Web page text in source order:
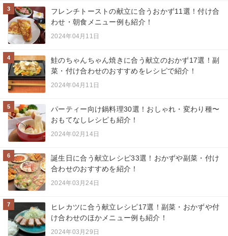
3
フレンチトーストの献立に合うおかず11選！付け合
わせ・朝食メニュー例も紹介！
2024年04月11日
4
鮭のちゃんちゃん焼きに合う献立のおかず17選！副
菜・付け合わせのおすすめをレシピで紹介！
2024年04月11日
5
パーティー向け鍋料理30選！おしゃれ・変わり種〜
おもてなしレシピも紹介！
2024年02月14日
6
誕生日に合う献立レシピ33選！おかずや副菜・付け
合わせのおすすめを紹介！
2024年03月24日
7
ヒレカツに合う献立レシピ17選！副菜・おかずや付
け合わせのほかメニュー例も紹介！
2024年03月29日